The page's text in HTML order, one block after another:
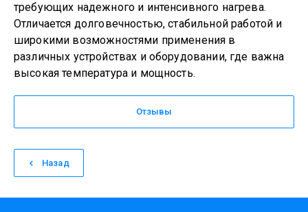
требующих надежного и интенсивного нагрева.
Отличается долговечностью, стабильной работой и
широкими возможностями применения в
различных устройствах и оборудовании, где важна
высокая температура и мощность.
Отзывы
Назад